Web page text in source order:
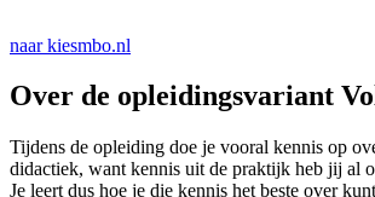
naar kiesmbo.nl
Over de opleidingsvariant
Tijdens de opleiding doe je vooral kennis op
didactiek, want kennis uit de praktijk heb jij al
Je leert dus hoe je die kennis het beste over